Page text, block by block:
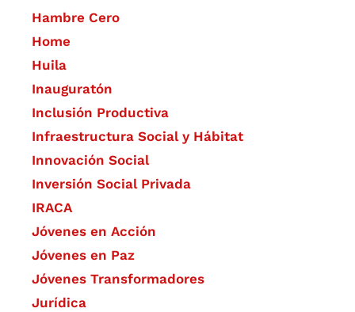
Hambre Cero
Home
Huila
Inauguratón
Inclusión Productiva
Infraestructura Social y Hábitat
​Innovación Social
Inversión Social Privada
IRACA
Jóvenes en Acción
Jóvenes en Paz
Jóvenes Transformadores
Jurídica